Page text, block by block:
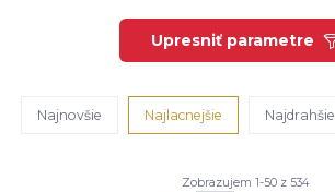
Upresniť parametre
Najnovšie Najlacnejšie Najdrahšie
Zobrazujem 1-50 z 534